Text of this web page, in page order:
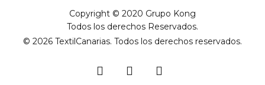
Copyright © 2020 Grupo Kong
Todos los derechos Reservados.
© 2026 TextilCanarias. Todos los derechos reservados.
facebookyoutubeinstagram